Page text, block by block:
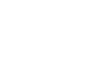
بست